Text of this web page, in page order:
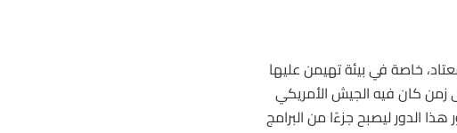
خاصة في بيئة تهيمن عليها
زمن كان فيه الجيش الأمريكي
الدور ليصبح جزءًا من البرامج